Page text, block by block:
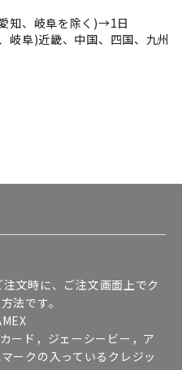
知、岐阜を除く)→1日
岐阜)近畿、中国、四国、九州
注文時に、ご注文画面上でク
法です。
ード，ジェーシービー，ア
ークの入っているクレジッ